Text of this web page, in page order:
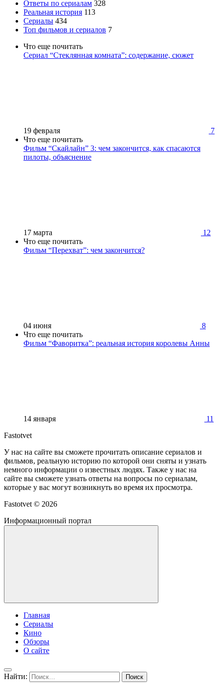
Ответы по сериалам 328
Реальная история 113
Сериалы 434
Топ фильмов и сериалов 7
Что еще почитать
Сериал “Стеклянная комната”: содержание, сюжет
19 февраля
7
Что еще почитать
Фильм “Скайлайн” 3: чем закончится, как спасаются
пилоты, объяснение
17 марта
12
Что еще почитать
Фильм “Перехват”: чем закончится?
04 июня
8
Что еще почитать
Фильм “Фаворитка”: реальная история королевы Анны
14 января
11
Fastotvet
У нас на сайте вы сможете прочитать описание сериалов и
фильмов, реальную историю по которой они сняты и узнать
немного информации о известных людях. Также у нас на
сайте вы сможете узнать ответы на вопросы по сериалам,
которые у вас могут возникнуть во время их просмотра.
Fastotvet © 2026
Информационный портал
Главная
Сериалы
Кино
Обзоры
О сайте
Найти: